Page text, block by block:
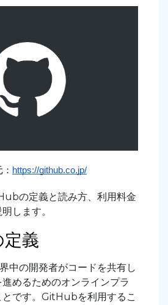
https://github.co.jp/
の定義と読み方、利用料金
します。
義
中の開発者がコードを共有し
めるためのオンラインプラ
とです。GitHubを利用するこ